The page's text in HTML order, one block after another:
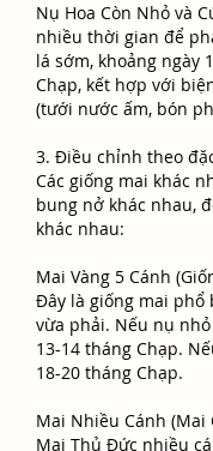
Nụ Hoa Còn Nhỏ và
nhiều thời gian để
lá sớm, khoảng ngày
Chạp, kết hợp với
(tưới nước ấm, bón
3. Điều chỉnh theo
Các giống mai khác
bung nở khác nhau,
khác nhau:
Mai Vàng 5 Cánh
Đây là giống mai phổ
vừa phải. Nếu nụ
13-14 tháng Chạp.
18-20 tháng Chạp.
Mai Nhiều Cánh (Mai
Mai Thủ Đức nhiều